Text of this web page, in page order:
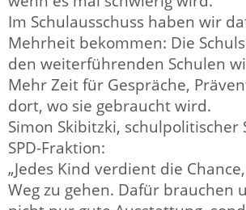
Im Schulausschuss haben wir
Mehrheit bekommen: Die
den weiterführenden Schulen
Mehr Zeit für Gespräche,
dort, wo sie gebraucht wird.
Simon Skibitzki, schulpolitischer
SPD-Fraktion:
„Jedes Kind verdient die
Weg zu gehen. Dafür brauchen